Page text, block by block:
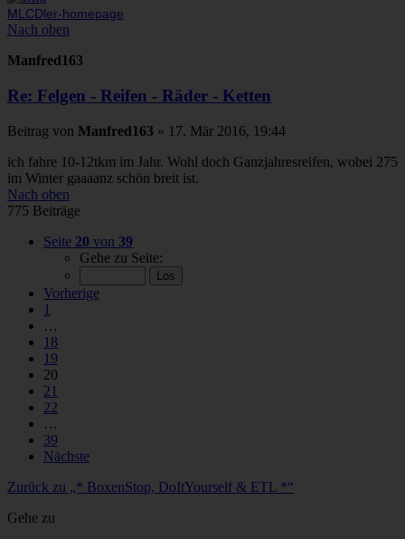
MLCDler-homepage
Nach oben
Manfred163
Re: Felgen - Reifen - Räder - Ketten
Beitrag von Manfred163 » 17. Mär 2016, 19:44
ich fahre 10-12tkm im Jahr. Wohl doch Ganzjahresreifen, wobei 275
im Winter gaaaanz schön breit ist.
Nach oben
775 Beiträge
Seite 20 von 39
Gehe zu Seite:
Vorherige
1
…
18
19
20
21
22
…
39
Nächste
Zurück zu „* BoxenStop, DoItYourself & ETL *“
Gehe zu